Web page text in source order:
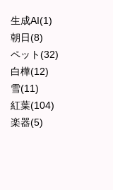
生成AI(1)
朝日(8)
ペット(32)
白樺(12)
雪(11)
紅葉(104)
楽器(5)